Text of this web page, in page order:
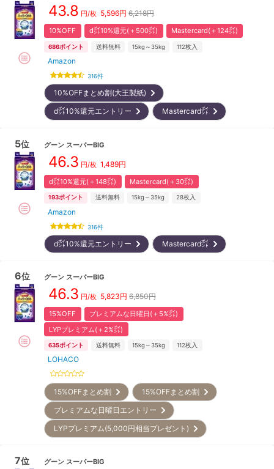
43.8 円/枚 5,596円 6,218円
10%OFF d㌽10%還元(＋500㌽) Mastercard(＋124㌽)
686ポイント 送料無料 15kg～35kg 112枚入
Amazon
316件
10%OFFまとめ割(大王製紙)
d㌽10%還元エントリー
Mastercard㌽
5位 グーン スーパーBIG
46.3 円/枚 1,489円
d㌽10%還元(＋148㌽) Mastercard(＋30㌽)
193ポイント 送料無料 15kg～35kg 28枚入
Amazon
316件
d㌽10%還元エントリー Mastercard㌽
6位 グーン スーパーBIG
46.3 円/枚 5,823円 6,850円
15%OFF
プレミアムな日曜日(＋5%㌽)
LYPプレミアム(＋2%㌽)
635ポイント 送料無料 15kg～35kg 112枚入
LOHACO
15%OFFまとめ割
15%OFFまとめ割
プレミアムな日曜日エントリー
LYPプレミアム(5,000円相当プレゼント)
7位 グーン スーパーBIG